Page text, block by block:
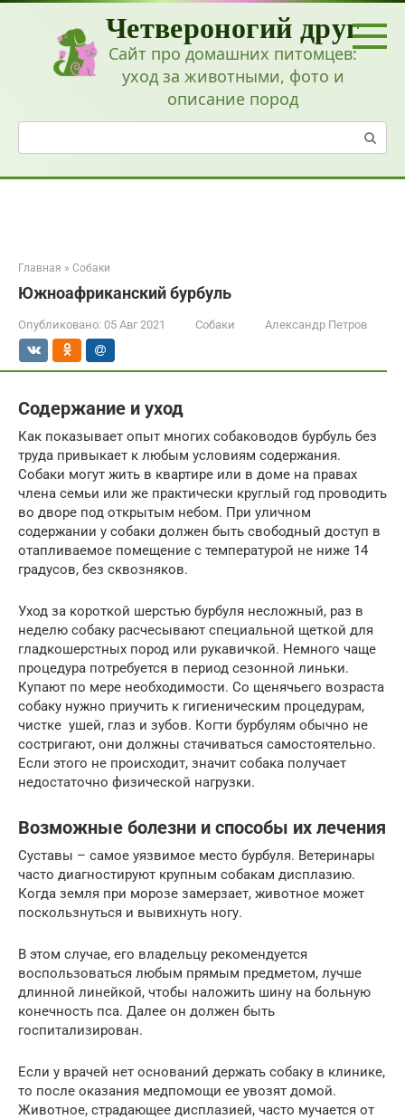
Перейти
Четвероногий друг
Сайт про домашних питомцев:
уход за животными, фото и
описание пород
Поиск:
Главная » Собаки
Южноафриканский бурбуль
Опубликовано: 05 Авг 2021 Собаки Александр Петров
Содержание и уход
Как показывает опыт многих собаководов бурбуль без
труда привыкает к любым условиям содержания.
Собаки могут жить в квартире или в доме на правах
члена семьи или же практически круглый год проводить
во дворе под открытым небом. При уличном
содержании у собаки должен быть свободный доступ в
отапливаемое помещение с температурой не ниже 14
градусов, без сквозняков.
Уход за короткой шерстью бурбуля несложный, раз в
неделю собаку расчесывают специальной щеткой для
гладкошерстных пород или рукавичкой. Немного чаще
процедура потребуется в период сезонной линьки.
Купают по мере необходимости. Со щенячьего возраста
собаку нужно приучить к гигиеническим процедурам,
чистке ушей, глаз и зубов. Когти бурбулям обычно не
состригают, они должны стачиваться самостоятельно.
Если этого не происходит, значит собака получает
недостаточно физической нагрузки.
Возможные болезни и способы их лечения
Суставы – самое уязвимое место бурбуля. Ветеринары
часто диагностируют крупным собакам дисплазию.
Когда земля при морозе замерзает, животное может
поскользнуться и вывихнуть ногу.
В этом случае, его владельцу рекомендуется
воспользоваться любым прямым предметом, лучше
длинной линейкой, чтобы наложить шину на больную
конечность пса. Далее он должен быть
госпитализирован.
Если у врачей нет оснований держать собаку в клинике,
то после оказания медпомощи ее увозят домой.
Животное, страдающее дисплазией, часто мучается от